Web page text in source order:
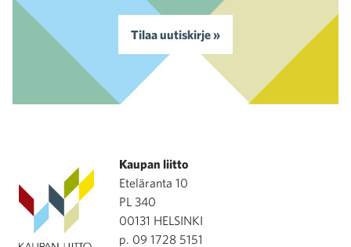
Tilaa uutiskirje »
Kaupan liitto
Eteläranta 10
PL 340
00131 HELSINKI
p. 09 1728 5151